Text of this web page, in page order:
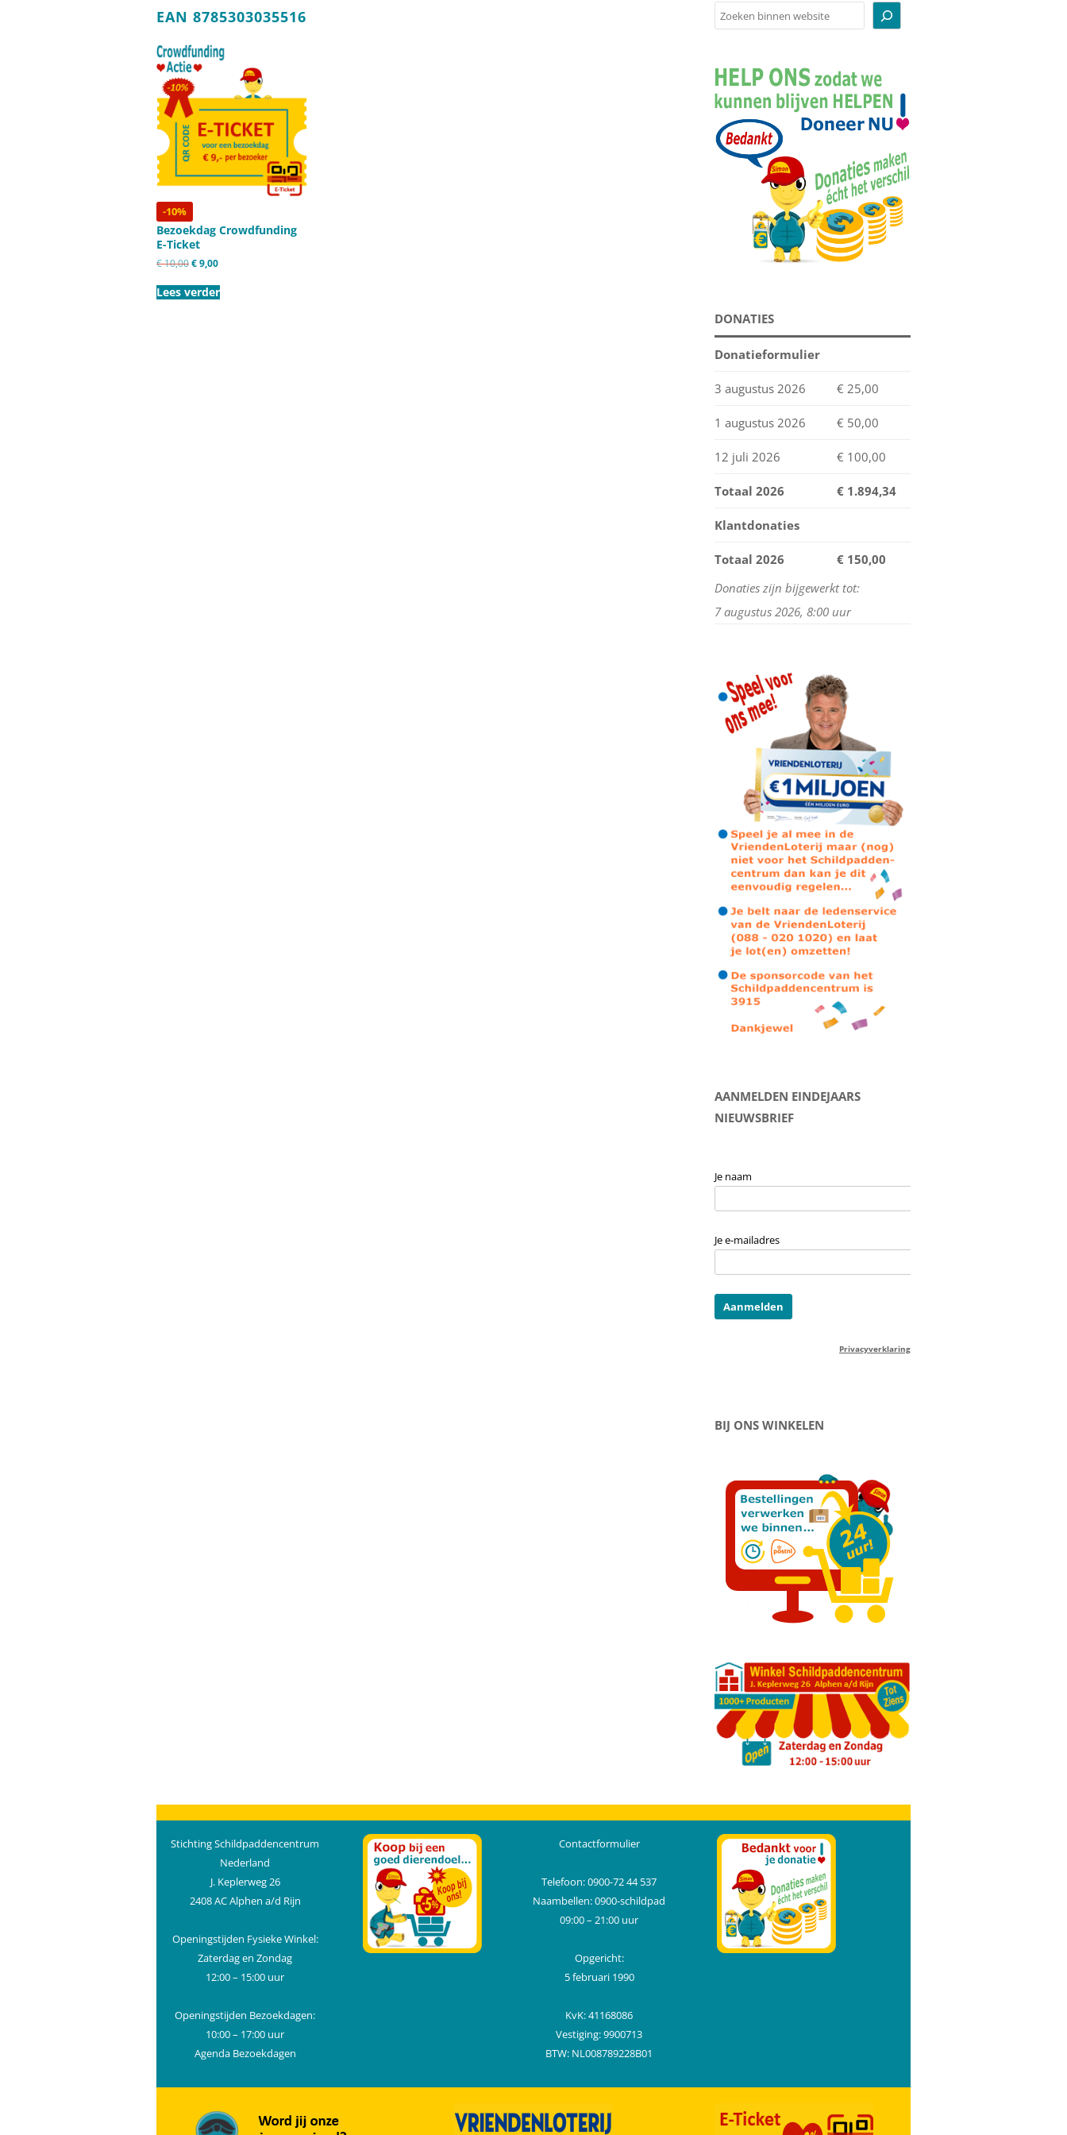
ANBI SSN BODEMBEDEKKING
CADEAUBONNEN
INFOPAKKETTEN
KNUFFELS
RUGZAKKEN
SERVIES
SOUVENIRS
SUPPLEMENTEN
VOEDSEL
EAN 8785303035516
-10%
Bezoekdag Crowdfunding
E-Ticket
€10,00Oorspronkelijke
was:
€ 10,00.
€9,00Huidige
is:
€ 9,00.
Lees verder
Zoeken
DONATIES
Donatieformulier
3 augustus 2026 € 25,00
1 augustus 2026 € 50,00
12 juli 2026 € 100,00
Totaal 2026 € 1.894,34
Klantdonaties
Totaal 2026
€ 150,00
Donaties zijn bijgewerkt tot:
7 augustus 2026, 8:00 uur
AANMELDEN EINDEJAARS
NIEUWSBRIEF
Je naam
Je e-mailadres
Privacyverklaring
BIJ ONS WINKELEN
Stichting Schildpaddencentrum
Nederland
J. Keplerweg 26
2408 AC Alphen a/d Rijn
Openingstijden Fysieke Winkel:
Zaterdag en Zondag
12:00 – 15:00 uur
Openingstijden Bezoekdagen:
10:00 – 17:00 uur
Agenda Bezoekdagen
Contactformulier
Telefoon: 0900-72 44 537
Naambellen: 0900-schildpad
09:00 – 21:00 uur
Opgericht:
5 februari 1990
KvK: 41168086
Vestiging: 9900713
BTW: NL008789228B01